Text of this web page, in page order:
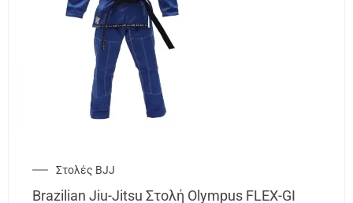
Στολές BJJ
Brazilian Jiu-Jitsu Στολή Olympus FLEX-GI